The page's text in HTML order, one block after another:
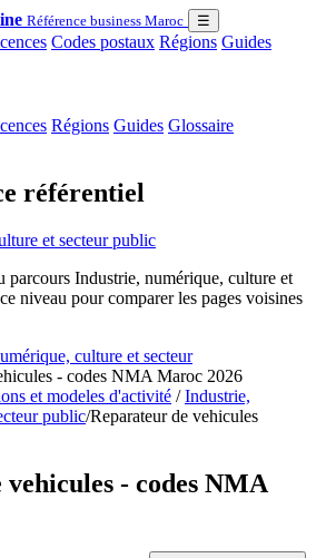
Référence business Maroc ☰
Codes postaux Régions Guides
Régions Guides Glossaire
référentiel
et secteur public
parcours Industrie, numérique, culture et
niveau pour comparer les pages voisines
culture et secteur
- codes NMA Maroc 2026
et modeles d'activité / Industrie,
public/Reparateur de vehicules
- codes NMA